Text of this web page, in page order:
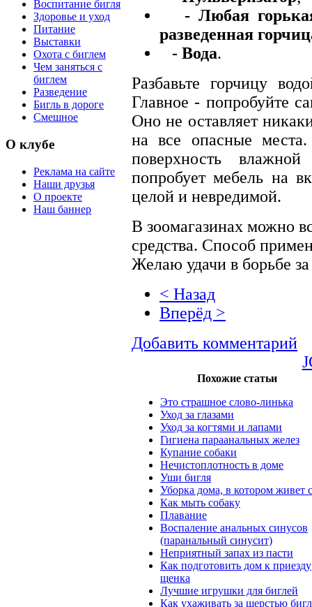
Воспитание бигля
Здоровье и уход
Питание
Выставки
Охота с биглем
Чем заняться с
биглем
Разведение
Бигль в дороге
Смешное
О клубе
Реклама на сайте
Наши друзья
О проекте
Наш баннер
- Любая
разведенная
- Вода.
Разбавьте горчицу
Главное - попробуйте
Оно не оставляет
на все опасные
поверхность
попробует мебель на
целой и невредимой.
В зоомагазинах можно
средства. Способ
Желаю удачи в борьбе
< Назад
Вперёд >
Добавить комментарий
Похожие статьи
Это страшное слово-линька
Уход за глазами
Уход за когтями и лапами
Гигиена параанальных желез
Купание собаки
Нечистоплотность в доме
Уши бигля
Уборка дома, в котором живет
Как мыть собаку
Плавание
Воспаление анальных синусов
(паранальный синусит)
Неприятный запах из пасти
Как подготовить дом к приезду
щенка
Лучшие игрушки для биглей
Как ухаживать за шерстью